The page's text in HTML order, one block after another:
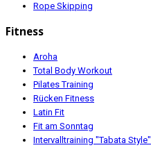
Rope Skipping
Fitness
Aroha
Total Body Workout
Pilates Training
Rücken Fitness
Latin Fit
Fit am Sonntag
Intervalltraining "Tabata Style"